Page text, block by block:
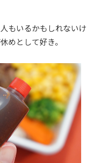
もいるかもしれないけ
めとして好き。